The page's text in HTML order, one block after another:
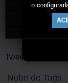
o
LEADER
Tweets by
Nube de Tags